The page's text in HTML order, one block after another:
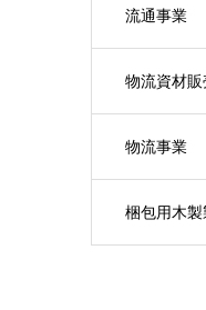
流通事業
物流資材
物流事業
梱包用木